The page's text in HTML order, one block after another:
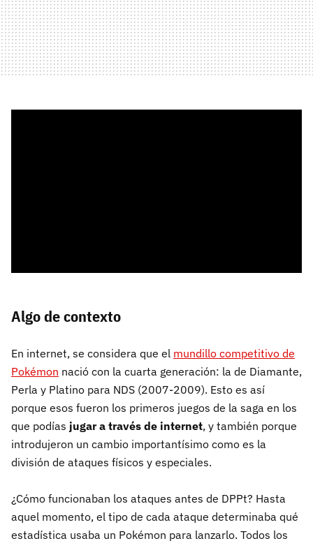
Algo de contexto
En internet, se considera que el mundillo competitivo de
Pokémon nació con la cuarta generación: la de Diamante,
Perla y Platino para NDS (2007-2009). Esto es así
porque esos fueron los primeros juegos de la saga en los
que podías jugar a través de internet, y también porque
introdujeron un cambio importantísimo como es la
división de ataques físicos y especiales.
¿Cómo funcionaban los ataques antes de DPPt? Hasta
aquel momento, el tipo de cada ataque determinaba qué
estadística usaba un Pokémon para lanzarlo. Todos los